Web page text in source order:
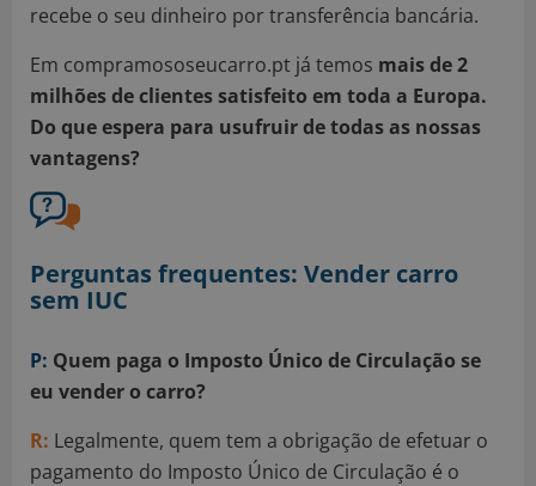
recebe o seu dinheiro por transferência bancária.
Em compramososeucarro.pt já temos mais de 2
milhões de clientes satisfeito em toda a Europa.
Do que espera para usufruir de todas as nossas
vantagens?
Perguntas frequentes: Vender carro
sem IUC
P: Quem paga o Imposto Único de Circulação se
eu vender o carro?
R: Legalmente, quem tem a obrigação de efetuar o
pagamento do Imposto Único de Circulação é o